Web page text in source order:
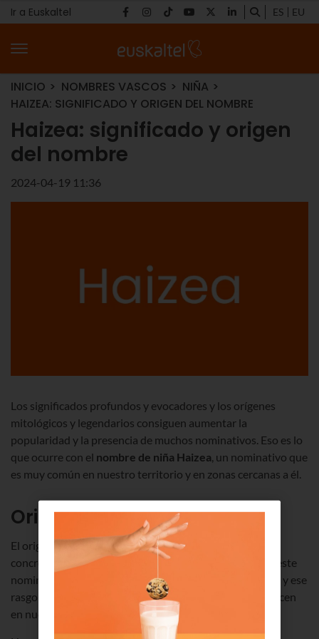
Ir a Euskaltel ES EU
INICIO NOMBRES VASCOS
NIÑA
HAIZEA: SIGNIFICADO Y ORIGEN DEL NOMBRE
Haizea: significado y origen
del nombre
2024-04-19 11:36
Los significados profundos y evocadores y los orígenes
mitológicos y legendarios consiguen aumentar la
popularidad y la presencia de muchos nominativos. Eso es lo
que ocurre con el nombre de niña Haizea, un nominativo que
es muy común en nuestro territorio y en zonas cercanas a él.
Origen del nombre Haizea
El origen del nombre de Haizea se localiza en el euskera,
concretamente en el término
Haize
. En nuestra cultura este
nominativo está directamente relacionado con la fuerza y ese
rasgo contribuye a que se asigne a muchas niñas que nacen
en nuestro territorio.